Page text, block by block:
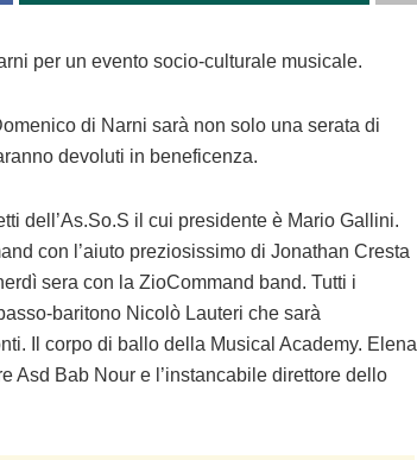
per un evento socio-culturale musicale.
di Narni sarà non solo una serata di
devoluti in beneficenza.
dell’As.So.S il cui presidente è Mario Gallini.
con l’aiuto preziosissimo di Jonathan Cresta
sera con la ZioCommand band. Tutti i
baritono Nicolò Lauteri che sarà
Il corpo di ballo della Musical Academy. Elena
Asd Bab Nour e l’instancabile direttore dello